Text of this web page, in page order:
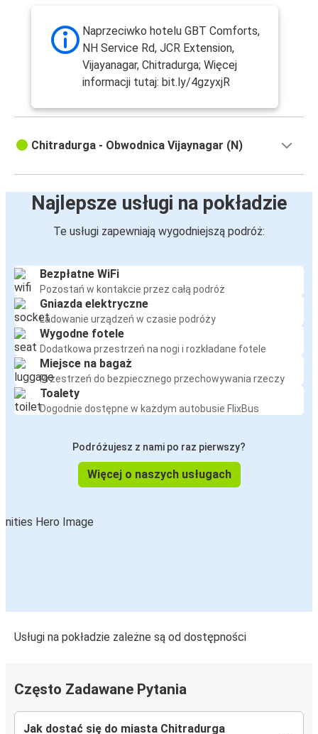
Naprzeciwko hotelu GBT Comforts,
NH Service Rd, JCR Extension,
Vijayanagar, Chitradurga; Więcej
informacji tutaj: bit.ly/4gzyxjR
Chitradurga - Obwodnica Vijaynagar (N)
Najlepsze usługi na pokładzie
Te usługi zapewniają wygodniejszą podróż:
Bezpłatne WiFi
Pozostań w kontakcie przez całą podróż
Gniazda elektryczne
Ładowanie urządzeń w czasie podróży
Wygodne fotele
Dodatkowa przestrzeń na nogi i rozkładane fotele
Miejsce na bagaż
Przestrzeń do bezpiecznego przechowywania rzeczy
Toalety
Dogodnie dostępne w każdym autobusie FlixBus
Podróżujesz z nami po raz pierwszy?
Więcej o naszych usługach
Usługi na pokładzie zależne są od dostępności
Często Zadawane Pytania
Jak dostać się do miasta Chitradurga